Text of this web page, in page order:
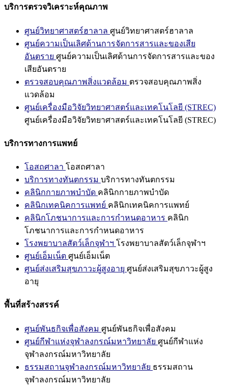
บริการตรวจวิเคราะห์คุณภาพ
ศูนย์วิทยาศาสตร์ฮาลาล ศูนย์วิทยาศาสตร์ฮาลาล
ศูนย์ความเป็นเลิศด้านการจัดการสารและของเสีย
อันตราย ศูนย์ความเป็นเลิศด้านการจัดการสารและของ
เสียอันตราย
ตรวจสอบคุณภาพสิ่งแวดล้อม ตรวจสอบคุณภาพสิ่ง
แวดล้อม
ศูนย์เครื่องมือวิจัยวิทยาศาสตร์และเทคโนโลยี (STREC)
ศูนย์เครื่องมือวิจัยวิทยาศาสตร์และเทคโนโลยี (STREC)
บริการทางการแพทย์
โอสถศาลา โอสถศาลา
บริการทางทันตกรรม บริการทางทันตกรรม
คลินิกกายภาพบำบัด คลินิกกายภาพบำบัด
คลินิกเทคนิคการแพทย์ คลินิกเทคนิคการแพทย์
คลินิกโภชนาการและการกำหนดอาหาร คลินิก
โภชนาการและการกำหนดอาหาร
โรงพยาบาลสัตว์เล็กจุฬาฯ โรงพยาบาลสัตว์เล็กจุฬาฯ
ศูนย์เอ็มเน็ต ศูนย์เอ็มเน็ต
ศูนย์ส่งเสริมสุขภาวะผู้สูงอายุ ศูนย์ส่งเสริมสุขภาวะผู้สูง
อายุ
พื้นที่สร้างสรรค์
ศูนย์พันธกิจเพื่อสังคม ศูนย์พันธกิจเพื่อสังคม
ศูนย์กีฬาแห่งจุฬาลงกรณ์มหาวิทยาลัย ศูนย์กีฬาแห่ง
จุฬาลงกรณ์มหาวิทยาลัย
ธรรมสถานจุฬาลงกรณ์มหาวิทยาลัย ธรรมสถาน
จุฬาลงกรณ์มหาวิทยาลัย